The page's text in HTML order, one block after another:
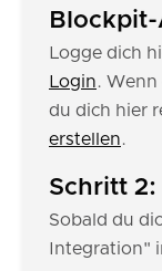
Logge dich
Login.
du dich hier
erstellen.
Schritt
Sobald du
Integration"